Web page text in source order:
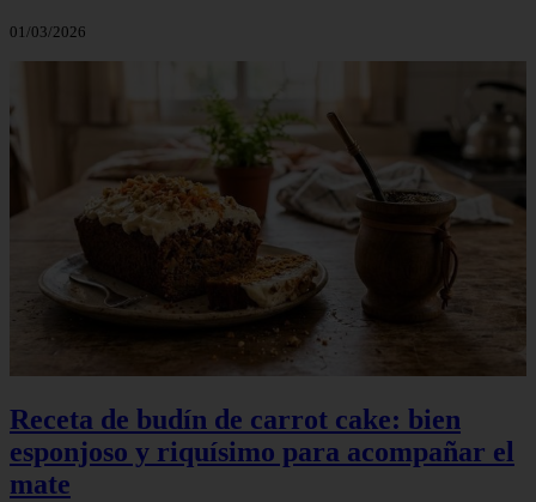
01/03/2026
Receta de budín de carrot cake: bien
esponjoso y riquísimo para acompañar el
mate